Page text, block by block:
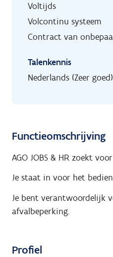
Voltijds
Volcontinu systeem
Contract van
Talenkennis
Nederlands (Zeer goed)
Functieomschrijving
AGO JOBS & HR zoekt
Je staat in voor het
Je bent verantwoordelijk
afvalbeperking.
Profiel